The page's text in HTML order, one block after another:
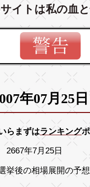
イトは私の血
年07月25日
らまずはランキング
年7月25日
挙後の相場展開の予想